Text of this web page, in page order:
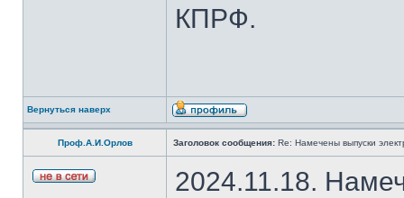
КПРФ.
Вернуться наверх
Проф.А.И.Орлов Заголовок сообщения: Re: Намечены выпуски
2024.11.18.